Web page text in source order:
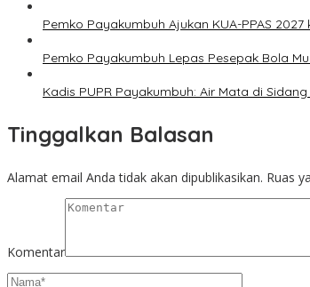
Pemko Payakumbuh Ajukan KUA-PPAS
Pemko Payakumbuh Lepas Pesepak Bola
Kadis PUPR Payakumbuh: Air Mata di
Tinggalkan Balasan
Alamat email Anda tidak akan dipublikasikan. Ruas
Komentar